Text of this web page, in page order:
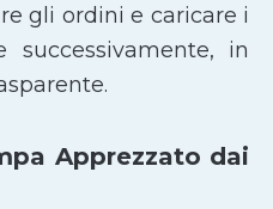
gli ordini e caricare i
in
Apprezzato dai